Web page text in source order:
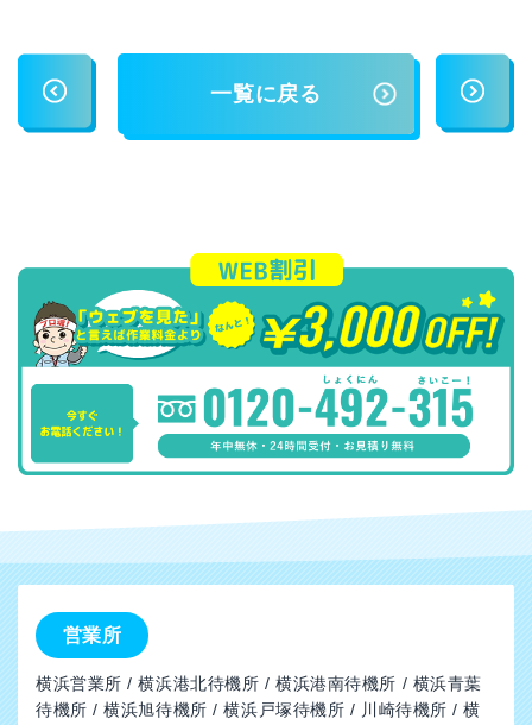
一覧に戻る
営業所
横浜営業所 / 横浜港北待機所 / 横浜港南待機所 / 横浜青葉
待機所 / 横浜旭待機所 / 横浜戸塚待機所 / 川崎待機所 / 横